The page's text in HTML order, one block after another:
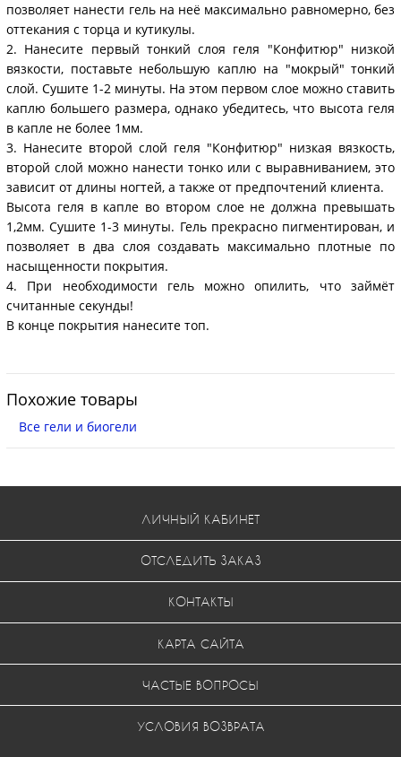
позволяет нанести гель на неё максимально равномерно, без
оттекания с торца и кутикулы.
2. Нанесите первый тонкий слоя геля "Конфитюр" низкой
вязкости, поставьте небольшую каплю на "мокрый" тонкий
слой. Сушите 1-2 минуты. На этом первом слое можно ставить
каплю большего размера, однако убедитесь, что высота геля
в капле не более 1мм.
3. Нанесите второй слой геля "Конфитюр" низкая вязкость,
второй слой можно нанести тонко или с выравниванием, это
зависит от длины ногтей, а также от предпочтений клиента.
Высота геля в капле во втором слое не должна превышать
1,2мм. Сушите 1-3 минуты. Гель прекрасно пигментирован, и
позволяет в два слоя создавать максимально плотные по
насыщенности покрытия.
4. При необходимости гель можно опилить, что займёт
считанные секунды!
В конце покрытия нанесите топ.
Похожие товары
Все гели и биогели
ЛИЧНЫЙ КАБИНЕТ
ОТСЛЕДИТЬ ЗАКАЗ
КОНТАКТЫ
КАРТА САЙТА
ЧАСТЫЕ ВОПРОСЫ
УСЛОВИЯ ВОЗВРАТА